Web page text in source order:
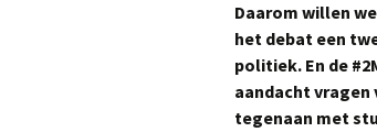
Daarom willen
het debat een
politiek. En de
aandacht
tegenaan met